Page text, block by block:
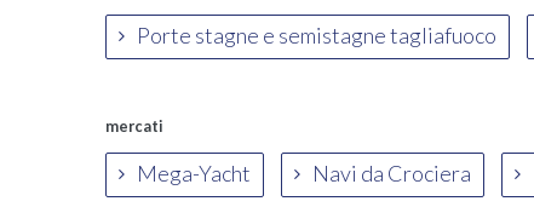
Porte stagne e semistagne tagliafuoco
mercati
Mega-Yacht Navi da Crociera